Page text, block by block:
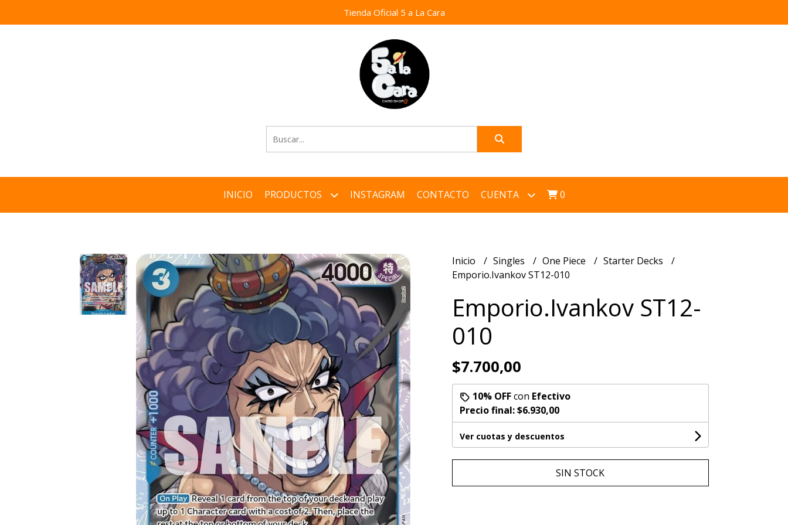
Tienda Oficial 5 a La Cara
INICIO PRODUCTOS INSTAGRAM CONTACTO CUENTA 0
Inicio Singles One Piece
Starter Decks
Emporio.Ivankov ST12-010
Emporio.Ivankov ST12-
010
$7.700,00
10% OFFcon Efectivo
Precio final:$6.930,00
Ver cuotas y descuentos
SIN STOCK